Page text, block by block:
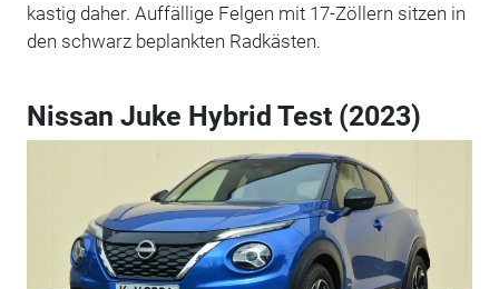
kastig daher. Auffällige Felgen mit 17-Zöllern sitzen in
den schwarz beplankten Radkästen.
Nissan Juke Hybrid Test (2023)